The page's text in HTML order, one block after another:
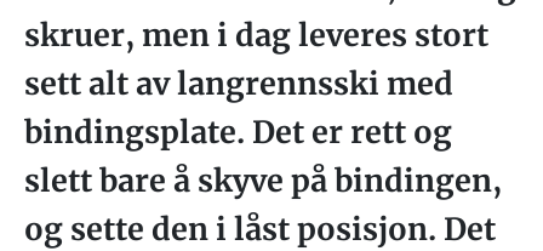
skruer, men i dag leveres stort
sett alt av langrennsski med
bindingsplate. Det er rett og
slett bare å skyve på bindingen,
og sette den i låst posisjon. Det